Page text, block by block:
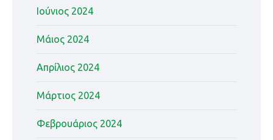
Ιούνιος 2024
Μάιος 2024
Απρίλιος 2024
Μάρτιος 2024
Φεβρουάριος 2024